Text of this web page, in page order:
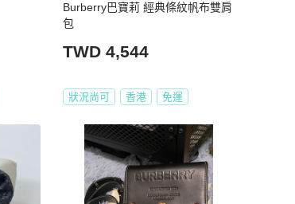
Burberry巴寶莉 經典條紋帆布雙肩
包
TWD 4,544
狀況尚可 香港 免運